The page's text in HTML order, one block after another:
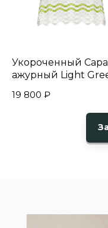
Укороченный
ажурный Light
19 800 ₽